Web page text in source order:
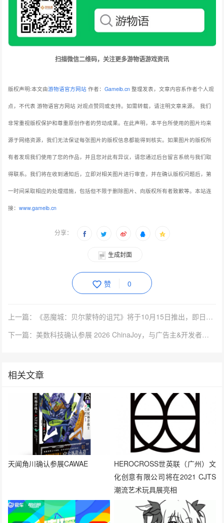
扫描微信二维码，关注更多游物语游戏资讯
版权声明:本文由游物语官方网站 作者：Gameib.cn 整理发表，文章内容系作者个人观
点，不代表 游物语官方网站 对观点赞同或支持。如需转载，请注明文章来源。 我们
非常重视版权保护和尊重原创作者的劳动成果。在此声明，本平台所使用的图片均来
源于网络资源，我们无法保证每张图片的版权信息都能得到核实。如果图片的版权所
有者发现我们使用了您的作品，并且您对此有异议，请您通过后台留言系统与我们取
得联系。我们将在收到通知后，立即对相关图片进行审查，并在确认版权问题后，第
一时间采取相应的处理措施，包括但不限于删除图片、向版权所有者致歉等。本站连
接：www.gameib.cn
分享：
生成封面
赞 0
上一篇：《恶魔城：贝尔蒙特的诅咒》将于10月15日推出，即日起开放预购，
下一篇：美数科技确认参展 2026 ChinaJoy，与广告主&开发者共探AI驱动营销增长新机遇！
相关文章
天闻角川确认参展CAWAE
HEROCROSS世英联（广州）文
化创意有限公司将在2021 CJTS
潮流艺术玩具展亮相